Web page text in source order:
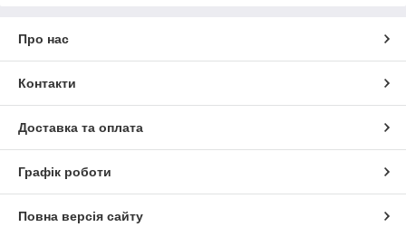
Про нас
Контакти
Доставка та оплата
Графік роботи
Повна версія сайту